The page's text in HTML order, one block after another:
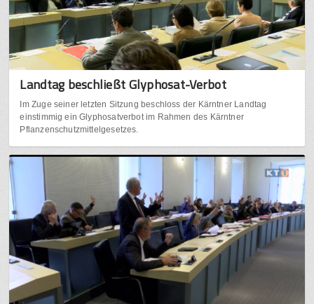
Landtag beschließt Glyphosat-Verbot
Im Zuge seiner letzten Sitzung beschloss der Kärntner Landtag
einstimmig ein Glyphosatverbot im Rahmen des Kärntner
Pflanzenschutzmittelgesetzes.